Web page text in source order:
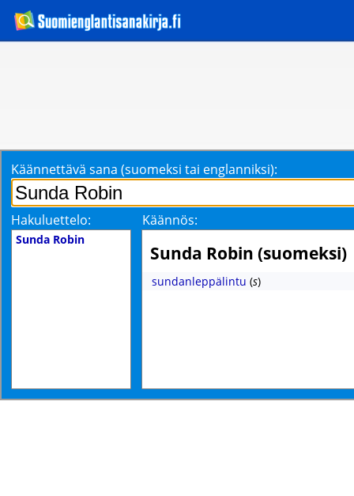
Käännettävä sana (suomeksi tai englanniksi):
Hakuluettelo: Käännös:
Sunda Robin
Sunda Robin (suomeksi)
sundanleppälintu (s)